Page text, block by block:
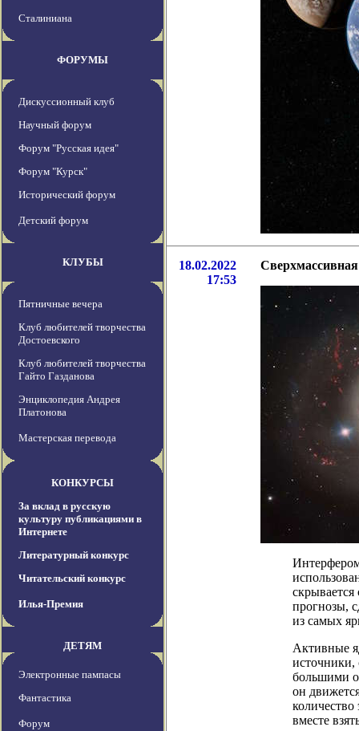
Сталиниана
ФОРУМЫ
Дискуссионный клуб
Научный форум
Форум "Русская идея"
Форум "Курск"
Исторический форум
Детский форум
КЛУБЫ
Пятничные вечера
Клуб любителей творчества
Достоевского
Клуб любителей творчества
Гайто Газданова
Энциклопедия Андрея
Платонова
Мастерская перевода
КОНКУРСЫ
За вклад в русскую
культуру публикациями в
Интернете
Литературный конкурс
Читательский конкурс
Илья-Премия
ДЕТЯМ
Электронные пампасы
Фантастика
Форум
18.02.2022
17:53
прогнозы,
из самых
Активные
большими
он
количество
вместе